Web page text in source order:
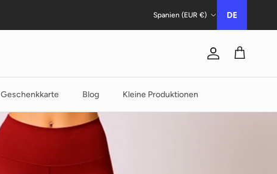
Spanien (EUR €) DE
KontoTrolley
Geschenkkarte Blog Kleine Produktionen